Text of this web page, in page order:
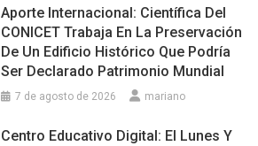
Aporte Internacional: Científica Del
CONICET Trabaja En La Preservación
De Un Edificio Histórico Que Podría
Ser Declarado Patrimonio Mundial
7 de agosto de 2026 mariano
Centro Educativo Digital: El Lunes Y